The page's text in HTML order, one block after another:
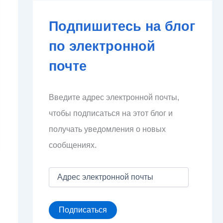
Подпишитесь на блог
по электронной
почте
Введите адрес электронной почты,
чтобы подписаться на этот блог и
получать уведомления о новых
сообщениях.
е
с
Подписаться